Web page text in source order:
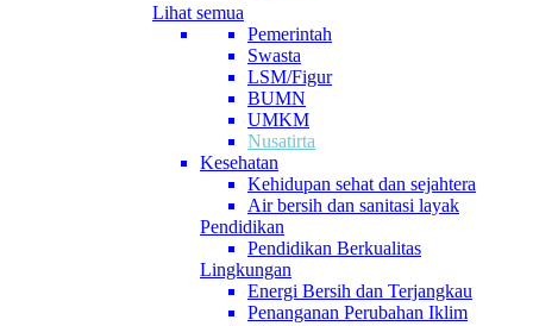
Lihat semua
Pemerintah
Swasta
LSM/Figur
BUMN
UMKM
Nusatirta
Kesehatan
Kehidupan sehat dan sejahtera
Air bersih dan sanitasi layak
Pendidikan
Pendidikan Berkualitas
Lingkungan
Energi Bersih dan Terjangkau
Penanganan Perubahan Iklim